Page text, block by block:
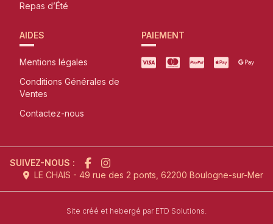
Repas d’Été
AIDES
Mentions légales
Conditions Générales de
Ventes
Contactez-nous
PAIEMENT
SUIVEZ-NOUS :
LE CHAIS - 49 rue des 2 ponts, 62200 Boulogne-sur-Mer
Site créé et hebergé parl'agence de création de site
ETD Solutions.